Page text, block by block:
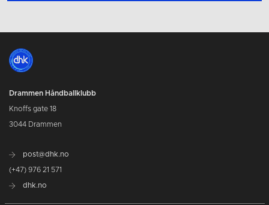
Drammen Håndballklubb
Knoffs gate 18
3044 Drammen
post@dhk.no
(+47) 976 21 571
dhk.no